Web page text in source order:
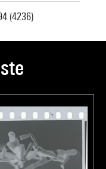
(4236)